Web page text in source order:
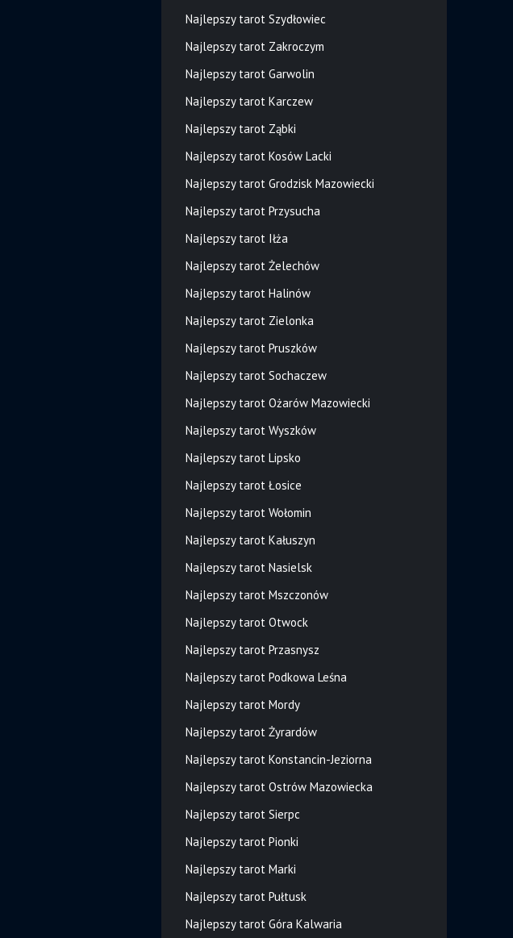
Najlepszy tarot Szydłowiec
Najlepszy tarot Zakroczym
Najlepszy tarot Garwolin
Najlepszy tarot Karczew
Najlepszy tarot Ząbki
Najlepszy tarot Kosów Lacki
Najlepszy tarot Grodzisk Mazowiecki
Najlepszy tarot Przysucha
Najlepszy tarot Iłża
Najlepszy tarot Żelechów
Najlepszy tarot Halinów
Najlepszy tarot Zielonka
Najlepszy tarot Pruszków
Najlepszy tarot Sochaczew
Najlepszy tarot Ożarów Mazowiecki
Najlepszy tarot Wyszków
Najlepszy tarot Lipsko
Najlepszy tarot Łosice
Najlepszy tarot Wołomin
Najlepszy tarot Kałuszyn
Najlepszy tarot Nasielsk
Najlepszy tarot Mszczonów
Najlepszy tarot Otwock
Najlepszy tarot Przasnysz
Najlepszy tarot Podkowa Leśna
Najlepszy tarot Mordy
Najlepszy tarot Żyrardów
Najlepszy tarot Konstancin-Jeziorna
Najlepszy tarot Ostrów Mazowiecka
Najlepszy tarot Sierpc
Najlepszy tarot Pionki
Najlepszy tarot Marki
Najlepszy tarot Pułtusk
Najlepszy tarot Góra Kalwaria